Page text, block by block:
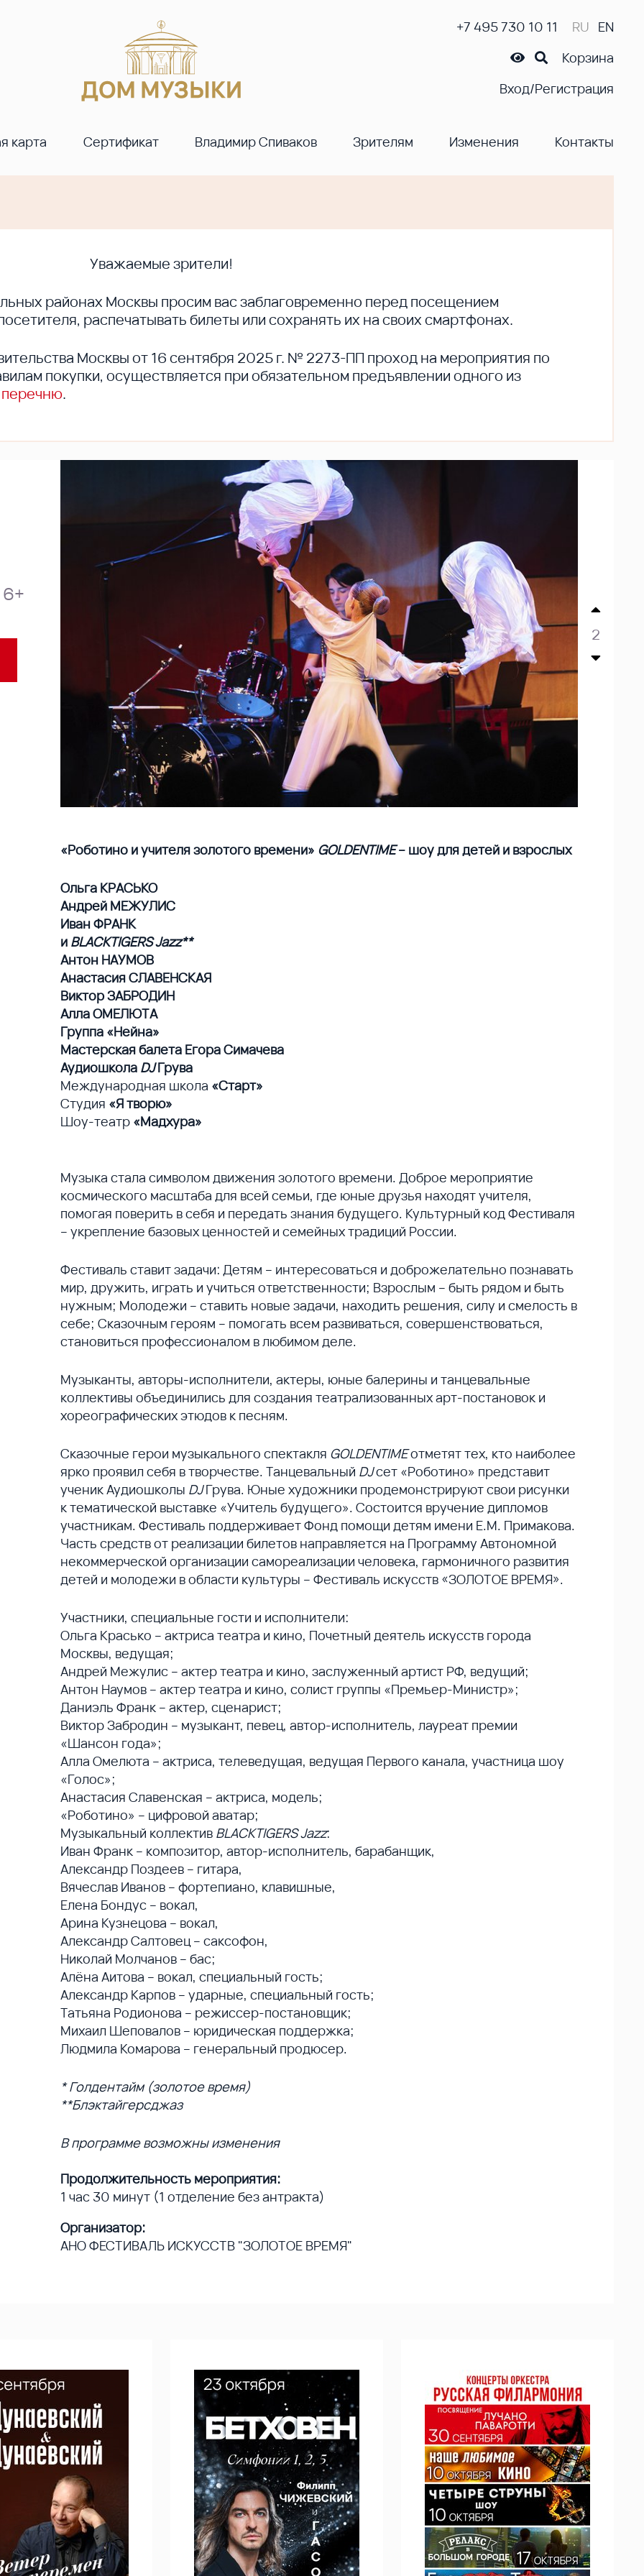
+7 495 730 10 11 RU EN
Корзина
Вход/Регистрация
карта Сертификат Владимир Спиваков Зрителям Изменения Контакты
Уважаемые зрители!
районах Москвы просим вас заблаговременно перед посещением
распечатывать билеты или сохранять их на своих смартфонах.
Москвы от 16 сентября 2025 г. № 2273-ПП проход на мероприятия по
покупки, осуществляется при обязательном предъявлении одного из
.
6+
3
«Роботино и учителя золотого времени» GOLDENTIME– шоу для детей и взрослых
Ольга КРАСЬКО
Андрей МЕЖУЛИС
Иван ФРАНК
и BLACKTIGERS Jazz**
Антон НАУМОВ
Анастасия СЛАВЕНСКАЯ
Виктор ЗАБРОДИН
Алла ОМЕЛЮТА
Группа «Нейна»
Мастерская балета Егора Симачева
Аудиошкола DJГрува
Международная школа «Старт»
Студия «Я творю»
Шоу-театр «Мадхура»
Музыка стала символом движения золотого времени. Доброе мероприятие
космического масштаба для всей семьи, где юные друзья находят учителя,
помогая поверить в себя и передать знания будущего. Культурный код Фестиваля
– укрепление базовых ценностей и семейных традиций России.
Фестиваль ставит задачи: Детям – интересоваться и доброжелательно познавать
мир, дружить, играть и учиться ответственности; Взрослым – быть рядом и быть
нужным; Молодежи – ставить новые задачи, находить решения, силу и смелость в
себе; Сказочным героям – помогать всем развиваться, совершенствоваться,
становиться профессионалом в любимом деле.
Музыканты, авторы-исполнители, актеры, юные балерины и танцевальные
коллективы объединились для создания театрализованных арт-постановок и
хореографических этюдов к песням.
Сказочные герои музыкального спектакля GOLDENTIMEотметят тех, кто наиболее
ярко проявил себя в творчестве. Танцевальный DJсет «Роботино» представит
ученик Аудиошколы DJГрува. Юные художники продемонстрируют свои рисунки
к тематической выставке «Учитель будущего». Состоится вручение дипломов
участникам. Фестиваль поддерживает Фонд помощи детям имени Е.М. Примакова.
Часть средств от реализации билетов направляется на Программу Автономной
некоммерческой организации самореализации человека, гармоничного развития
детей и молодежи в области культуры – Фестиваль искусств «ЗОЛОТОЕ ВРЕМЯ».
Участники, специальные гости и исполнители:
Ольга Красько – актриса театра и кино, Почетный деятель искусств города
Москвы, ведущая;
Андрей Межулис – актер театра и кино, заслуженный артист РФ, ведущий;
Антон Наумов – актер театра и кино, солист группы «Премьер-Министр»;
Даниэль Франк – актер, сценарист;
Виктор Забродин – музыкант, певец, автор-исполнитель, лауреат премии
«Шансон года»;
Алла Омелюта – актриса, телеведущая, ведущая Первого канала, участница шоу
«Голос»;
Анастасия Славенская – актриса, модель;
«Роботино» – цифровой аватар;
Музыкальный коллектив BLACKTIGERS Jazz:
Иван Франк – композитор, автор-исполнитель, барабанщик,
Александр Поздеев – гитара,
Вячеслав Иванов – фортепиано, клавишные,
Елена Бондус – вокал,
Арина Кузнецова – вокал,
Александр Салтовец – саксофон,
Николай Молчанов – бас;
Алёна Аитова – вокал, специальный гость;
Александр Карпов – ударные, специальный гость;
Татьяна Родионова – режиссер-постановщик;
Михаил Шеповалов – юридическая поддержка;
Людмила Комарова – генеральный продюсер.
* Голдентайм (золотое время)
**Блэктайгерсджаз
В программе возможны изменения
Продолжительность мероприятия:
1 час 30 минут (1 отделение без антракта)
Организатор:
АНО ФЕСТИВАЛЬ ИСКУССТВ "ЗОЛОТОЕ ВРЕМЯ"